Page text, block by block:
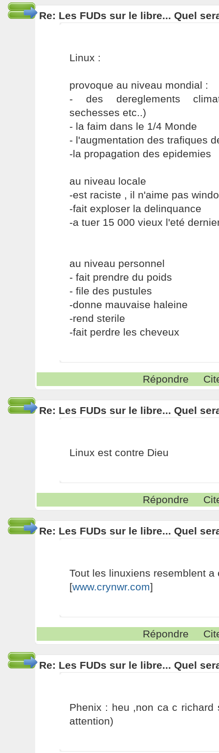
Re: Les FUDs sur le libre... Quel
Linux :
provoque au niveau mondial :
- des dereglements
sechesses etc..)
- la faim dans le 1/4 Monde
- l'augmentation des trafiques
-la propagation des epidemies
au niveau locale
-est raciste , il n'aime pas
-fait exploser la delinquance
-a tuer 15 000 vieux l'eté
au niveau personnel
- fait prendre du poids
- file des pustules
-donne mauvaise haleine
-rend sterile
-fait perdre les cheveux
Répondre
Re: Les FUDs sur le libre... Quel
Linux est contre Dieu
Répondre
Re: Les FUDs sur le libre... Quel
Tout les linuxiens resemblent a
[www.crynwr.com]
Répondre
Re: Les FUDs sur le libre... Quel
Phenix : heu ,non ca c richard
attention)